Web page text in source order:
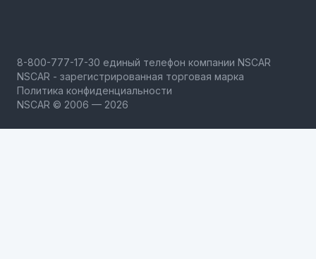
NSCAR - зарегистрированная торговая марка
Политика конфиденциальности
NSCAR © 2006 — 2026